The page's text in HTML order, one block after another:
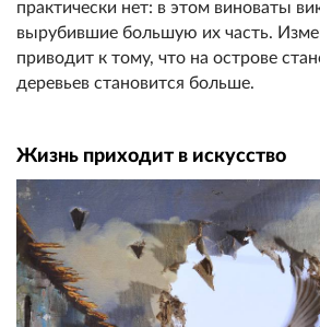
практически нет: в этом виноваты
вырубившие большую их часть.
приводит к тому, что на острове
деревьев становится больше.
Жизнь приходит в искусство